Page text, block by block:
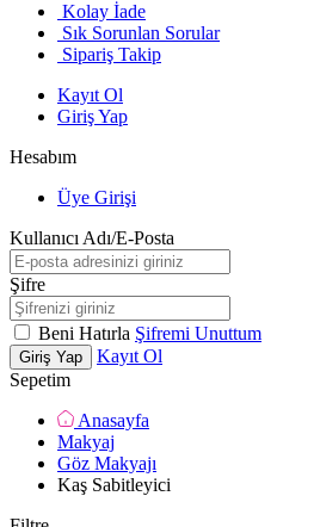
Kolay İade
Sık Sorunlan Sorular
Sipariş Takip
Kayıt Ol
Giriş Yap
Hesabım
Üye Girişi
Kullanıcı Adı/E-Posta
Şifre
Beni Hatırla Şifremi Unuttum
Giriş Yap
Kayıt Ol
Sepetim
Anasayfa
Makyaj
Göz Makyajı
Kaş Sabitleyici